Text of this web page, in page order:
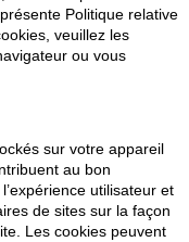
Politique relative
veuillez les
ou vous
sur votre appareil
au bon
utilisateur et
de sites sur la façon
Les cookies peuvent